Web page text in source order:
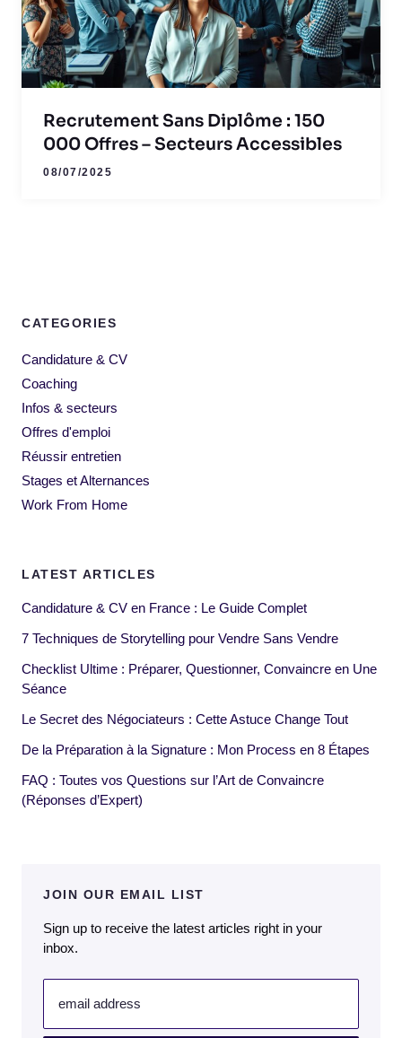
Recrutement Sans Diplôme : 150
000 Offres – Secteurs Accessibles
08/07/2025
CATEGORIES
Candidature & CV
Coaching
Infos & secteurs
Offres d'emploi
Réussir entretien
Stages et Alternances
Work From Home
LATEST ARTICLES
Candidature & CV en France : Le Guide Complet
7 Techniques de Storytelling pour Vendre Sans Vendre
Checklist Ultime : Préparer, Questionner, Convaincre en Une
Séance
Le Secret des Négociateurs : Cette Astuce Change Tout
De la Préparation à la Signature : Mon Process en 8 Étapes
FAQ : Toutes vos Questions sur l’Art de Convaincre
(Réponses d’Expert)
JOIN OUR EMAIL LIST
Sign up to receive the latest articles right in your
inbox.
email address